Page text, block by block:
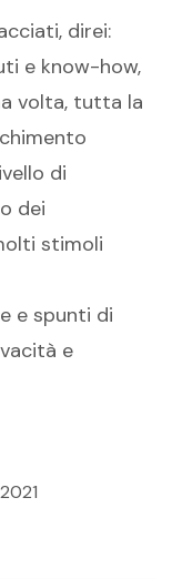
direi:
e know-how,
volta, tutta la
di
dei
stimoli
e spunti di
e